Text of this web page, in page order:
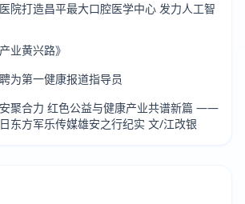
院打造昌平最大口腔医学中心 发力人工智
业黄兴路》
为第一健康报道指导员
康产业共谱新篇 ——
2026年5月13日东方军乐传媒雄安之行纪实 文/江改银